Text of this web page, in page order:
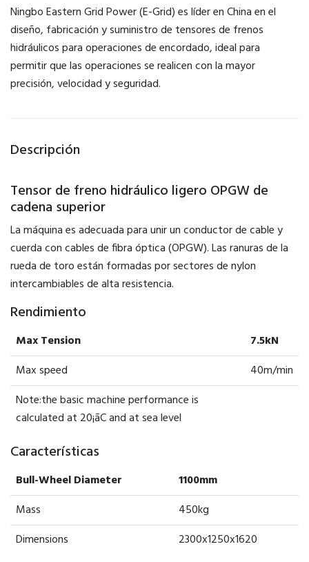
Ningbo Eastern Grid Power (E-Grid) es líder en China en el
diseño, fabricación y suministro de tensores de frenos
hidráulicos para operaciones de encordado, ideal para
permitir que las operaciones se realicen con la mayor
precisión, velocidad y seguridad.
Descripción
Tensor de freno hidráulico ligero OPGW de
cadena superior
La máquina es adecuada para unir un conductor de cable y
cuerda con cables de fibra óptica (OPGW). Las ranuras de la
rueda de toro están formadas por sectores de nylon
intercambiables de alta resistencia.
Rendimiento
Max Tension
7.5kN
Max speed
40m/min
Note:the basic machine performance is
calculated at 20¡ãC and at sea level
Características
Bull-Wheel Diameter
1100mm
Mass
450kg
Dimensions
2300x1250x1620